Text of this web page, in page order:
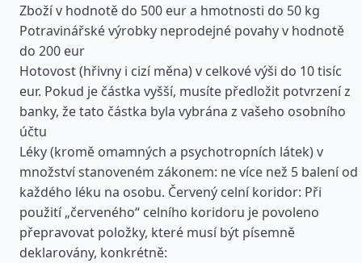
Zboží v hodnotě do 500 eur a hmotnosti do 50 kg
Potravinářské výrobky neprodejné povahy v hodnotě
do 200 eur
Hotovost (hřivny i cizí měna) v celkové výši do 10 tisíc
eur. Pokud je částka vyšší, musíte předložit potvrzení z
banky, že tato částka byla vybrána z vašeho osobního
účtu
Léky (kromě omamných a psychotropních látek) v
množství stanoveném zákonem: ne více než 5 balení od
každého léku na osobu. Červený celní koridor: Při
použití „červeného“ celního koridoru je povoleno
přepravovat položky, které musí být písemně
deklarovány, konkrétně: